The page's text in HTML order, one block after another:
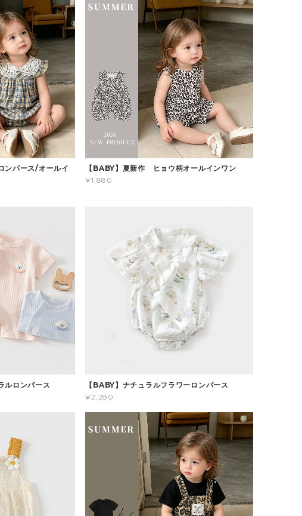
ンパース/オールイ
【BABY】夏新作 ヒョウ柄オールインワン
¥1,880
ルロンパース
【BABY】ナチュラルフラワーロンパース
¥2,280